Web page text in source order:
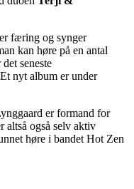
færing og synger
kan høre på en antal
seneste
nyt album er under
er formand for
altså også selv aktiv
høre i bandet Hot Zen